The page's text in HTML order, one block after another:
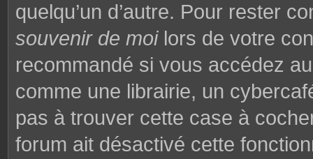
quelqu’un d’autre. Pour rester
souvenir de moilors de votre
recommandé si vous accédez
comme une librairie, un
pas à trouver cette case à
forum ait désactivé cette